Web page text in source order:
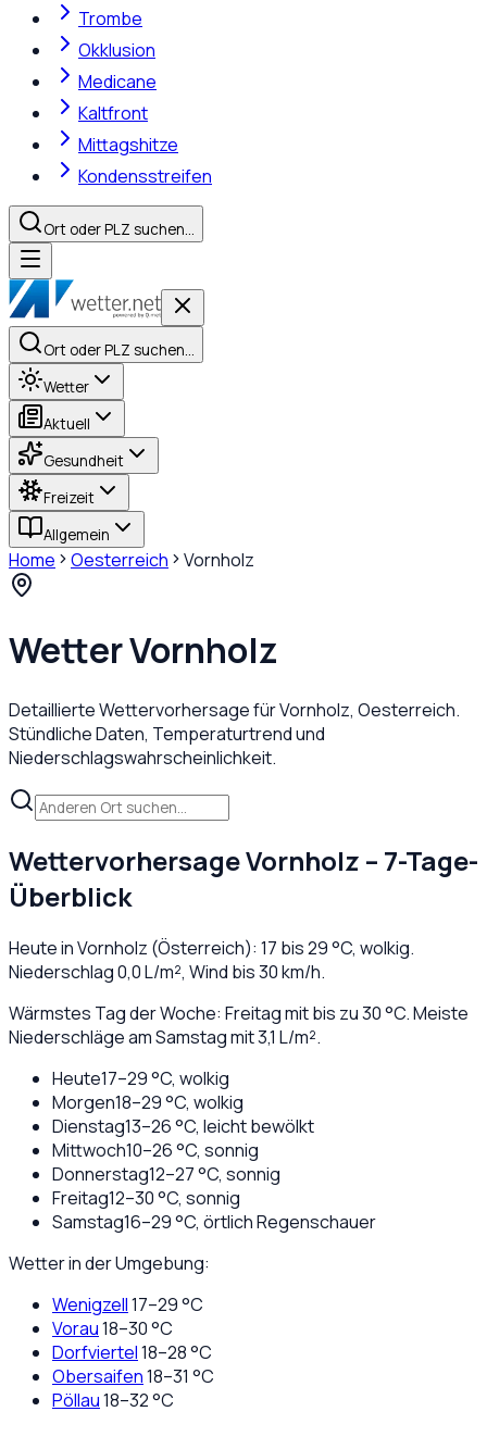
Trombe
Okklusion
Medicane
Kaltfront
Mittagshitze
Kondensstreifen
Ort oder PLZ suchen…
Ort oder PLZ suchen…
Wetter
Aktuell
Gesundheit
Freizeit
Allgemein
Home Oesterreich Vornholz
WetterVornholz
Detaillierte Wettervorhersage fürVornholz, Oesterreich.
Stündliche Daten, Temperaturtrend und
Niederschlagswahrscheinlichkeit.
WettervorhersageVornholz – 7-Tage-
Überblick
Heute inVornholz (Österreich): 17 bis29°C, wolkig.
Niederschlag0,0L/m², Wind bis30km/h.
Wärmstes Tag der Woche: Freitag mit bis zu 30 °C. Meiste
Niederschläge am Samstag mit 3,1 L/m².
Heute17–29°C, wolkig
Morgen18–29°C, wolkig
Dienstag13–26°C, leicht bewölkt
Mittwoch10–26°C, sonnig
Donnerstag12–27°C, sonnig
Freitag12–30°C, sonnig
Samstag16–29°C, örtlich Regenschauer
Wetter in der Umgebung:
Wenigzell17–29°C
Vorau18–30°C
Dorfviertel18–28°C
Obersaifen18–31 °C
Pöllau18–32°C